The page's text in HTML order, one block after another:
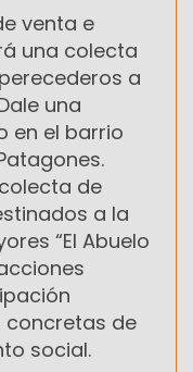
venta e
una colecta
a
una
en el barrio
de
a la
“El Abuelo
de
social.